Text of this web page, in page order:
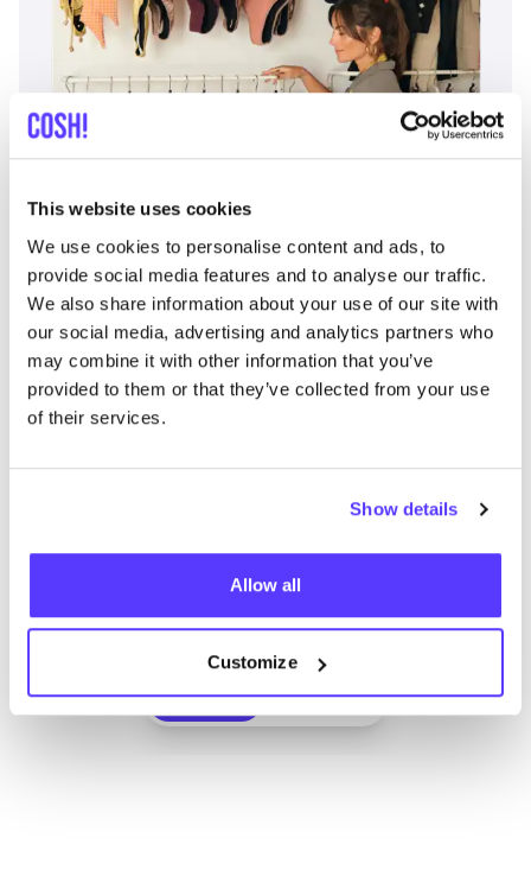
This website uses cookies
We use cookies to personalise content and ads, to
provide social media features and to analyse our traffic.
We also share information about your use of our site with
our social media, advertising and analytics partners who
may combine it with other information that you’ve
provided to them or that they’ve collected from your use
of their services.
Show details
Allow all
Customize
Fashion Space
Avenida Francisco Andrade Fumero 1, Arona
Ropa
List Map